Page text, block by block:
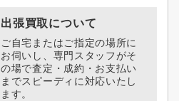
出張買取について
ご自宅またはご指定の場所に
お伺いし、専門スタッフがそ
の場で査定・成約・お支払い
までスピーディに対応いたし
ます。